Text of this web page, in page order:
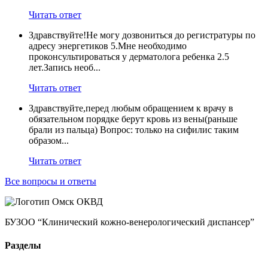
Читать ответ
Здравствуйте!Не могу дозвониться до регистратуры по
адресу энергетиков 5.Мне необходимо
проконсультироваться у дерматолога ребенка 2.5
лет.Запись необ...
Читать ответ
Здравствуйте,перед любым обращением к врачу в
обязательном порядке берут кровь из вены(раньше
брали из пальца) Вопрос: только на сифилис таким
образом...
Читать ответ
Все вопросы и ответы
БУЗОО “Клинический кожно-венерологический диспансер”
Разделы